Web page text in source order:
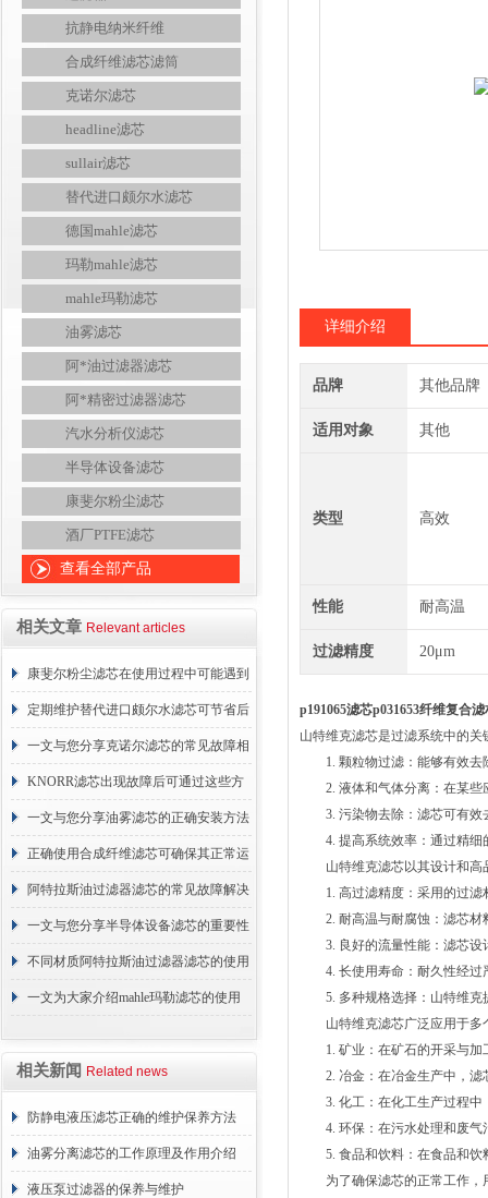
抗静电纳米纤维
合成纤维滤芯滤筒
克诺尔滤芯
headline滤芯
sullair滤芯
替代进口颇尔水滤芯
德国mahle滤芯
玛勒mahle滤芯
mahle玛勒滤芯
油雾滤芯
阿*油过滤器滤芯
阿*精密过滤器滤芯
汽水分析仪滤芯
半导体设备滤芯
康斐尔粉尘滤芯
酒厂PTFE滤芯
查看全部产品
相关文章 Relevant articles
康斐尔粉尘滤芯在使用过程中可能遇到
的故障相应解决方法分享
定期维护替代进口颇尔水滤芯可节省后
续更换成本
一文与您分享克诺尔滤芯的常见故障相
应解决方法
KNORR滤芯出现故障后可通过这些方
法解决
一文与您分享油雾滤芯的正确安装方法
正确使用合成纤维滤芯可确保其正常运
行
阿特拉斯油过滤器滤芯的常见故障解决
方法介绍
一文与您分享半导体设备滤芯的重要性
不同材质阿特拉斯油过滤器滤芯的使用
周期区别介绍
一文为大家介绍mahle玛勒滤芯的使用
相关新闻 Related news
防静电液压滤芯正确的维护保养方法
油雾分离滤芯的工作原理及作用介绍
液压泵过滤器的保养与维护
详细介绍
品牌 其他品牌
适用对象 其他
类型 高效
性能 耐高温
过滤精度 20μm
p191065滤芯p031653纤维复合
山特维克滤芯是过滤系统中的
1. 颗粒物过滤：能够有效去
2. 液体和气体分离：在某些
3. 污染物去除：滤芯可有效
4. 提高系统效率：通过精细
山特维克滤芯以其设计和高
1. 高过滤精度：采用的过滤
2. 耐高温与耐腐蚀：滤芯材
3. 良好的流量性能：滤芯设
4. 长使用寿命：耐久性经过
5. 多种规格选择：山特维克
山特维克滤芯广泛应用于多
1. 矿业：在矿石的开采与加
2. 冶金：在冶金生产中，滤
3. 化工：在化工生产过程中
4. 环保：在污水处理和废气
5. 食品和饮料：在食品和饮
为了确保滤芯的正常工作，